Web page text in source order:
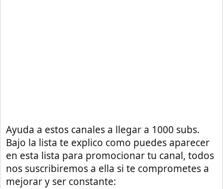
Ayuda a estos canales a llegar a 1000 subs.
Bajo la lista te explico como puedes aparecer
en esta lista para promocionar tu canal, todos
nos suscribiremos a ella si te comprometes a
mejorar y ser constante: